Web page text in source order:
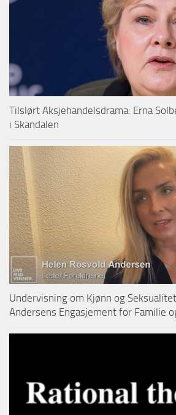
Tilslørt Aksjehandelsdrama: Erna
i Skandalen
Undervisning om Kjønn og
Andersens Engasjement for Familie